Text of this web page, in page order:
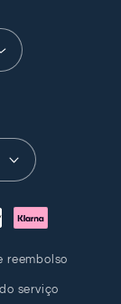
reembolso
do serviço